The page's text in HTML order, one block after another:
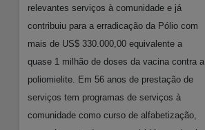
relevantes serviços à comunidade e já
contribuiu para a erradicação da Pólio com
mais de US$ 330.000,00 equivalente a
quase 1 milhão de doses da vacina contra a
poliomielite. Em 56 anos de prestação de
serviços tem programas de serviços à
comunidade como curso de alfabetização,